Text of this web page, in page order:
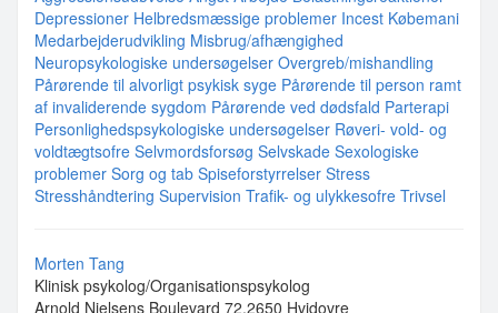
Depressioner Helbredsmæssige problemer Incest Købemani
Medarbejderudvikling Misbrug/afhængighed
Neuropsykologiske undersøgelser Overgreb/mishandling
Pårørende til alvorligt psykisk syge Pårørende til person ramt
af invaliderende sygdom Pårørende ved dødsfald Parterapi
Personlighedspsykologiske undersøgelser Røveri- vold- og
voldtægtsofre Selvmordsforsøg Selvskade Sexologiske
problemer Sorg og tab Spiseforstyrrelser Stress
Stresshåndtering Supervision Trafik- og ulykkesofre Trivsel
Morten Tang
Klinisk psykolog/Organisationspsykolog
Arnold Nielsens Boulevard 72,2650 Hvidovre